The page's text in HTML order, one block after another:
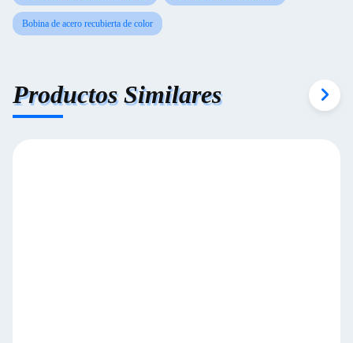
Bobina de acero recubierta de color
Productos Similares